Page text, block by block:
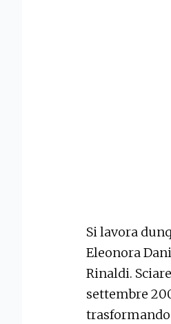
Si lavora
Eleonora
Rinaldi.
settembre